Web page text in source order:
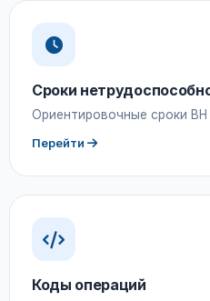
Сроки
Ориентировочные сроки ВН
Перейти
Коды операций